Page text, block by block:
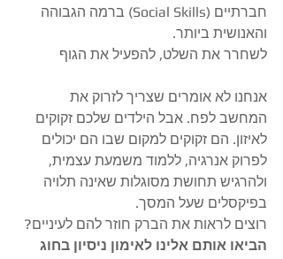
חברתיים (Social Skills) ברמה הגבוהה
והאנושית ביותר.
​לשחרר את השלט, להפעיל את הגוף
​אנחנו לא אומרים שצריך לזרוק את
המחשב לפח. אבל הילדים שלכם זקוקים
לאיזון. הם זקוקים למקום שבו הם יכולים
לפרוק אנרגיה, ללמוד משמעת עצמית,
ולהרגיש תחושת מסוגלות שאינה תלויה
בפיקסלים שעל המסך.
​רוצים לראות את הברק חוזר להם לעיניים?
הביאו אותם אלינו לאימון ניסיון בחוג